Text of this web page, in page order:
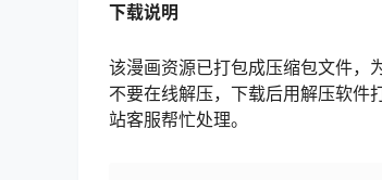
下载说明
该漫画资源已打包成压缩包文件，
不要在线解压，下载后用解压软件
站客服帮忙处理。